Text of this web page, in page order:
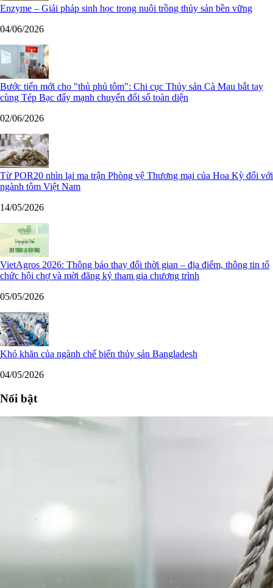
Enzyme – Giải pháp sinh học trong nuôi trồng thủy sản bền vững
04/06/2026
Bước tiến mới cho "thủ phủ tôm": Chi cục Thủy sản Cà Mau bắt tay
cùng Tép Bạc đẩy mạnh chuyển đổi số toàn diện
02/06/2026
Từ POR20 nhìn lại ma trận Phòng vệ Thương mại của Hoa Kỳ đối với
ngành tôm Việt Nam
14/05/2026
VietAgros 2026: Thông báo thay đổi thời gian – địa điểm, thông tin tổ
chức hội chợ và mời đăng ký tham gia chương trình
05/05/2026
Khó khăn của ngành chế biến thủy sản Bangladesh
04/05/2026
Nổi bật